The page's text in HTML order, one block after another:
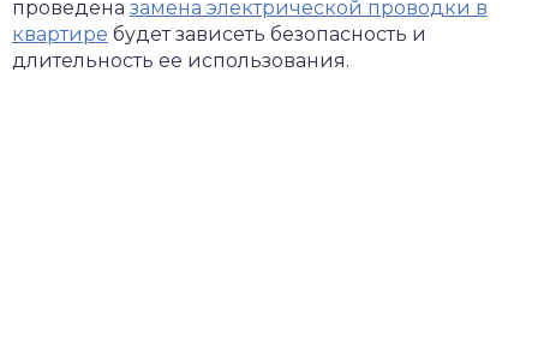
проведена замена электрической проводки в
квартире будет зависеть безопасность и
длительность ее использования.